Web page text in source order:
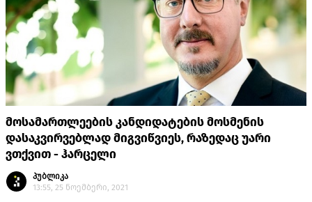
მოსამართლეების კანდიდატების მოსმენის
დასაკვირვებლად მიგვიწვიეს, რაზედაც უარი
ვთქვით - ჰარცელი
პუბლიკა
13:55, 25 ნოემბერი, 2021